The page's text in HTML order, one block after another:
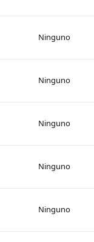
Ninguno
Ninguno
Ninguno
Ninguno
Ninguno